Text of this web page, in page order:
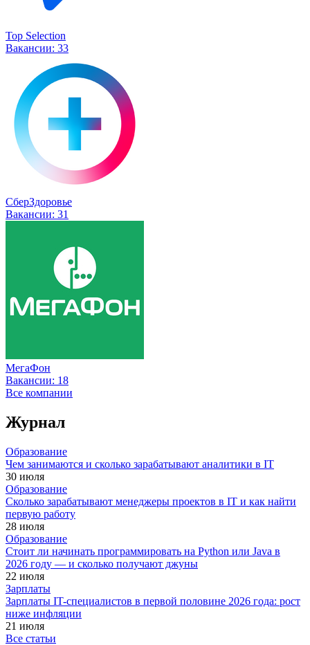
Top Selection
Вакансии: 33
СберЗдоровье
Вакансии: 31
МегаФон
Вакансии: 18
Все компании
Журнал
Образование
Чем занимаются и сколько зарабатывают аналитики в IT
30 июля
Образование
Сколько зарабатывают менеджеры проектов в IT и как найти
первую работу
28 июля
Образование
Стоит ли начинать программировать на Python или Java в
2026 году — и сколько получают джуны
22 июля
Зарплаты
Зарплаты IT-специалистов в первой половине 2026 года: рост
ниже инфляции
21 июля
Все статьи